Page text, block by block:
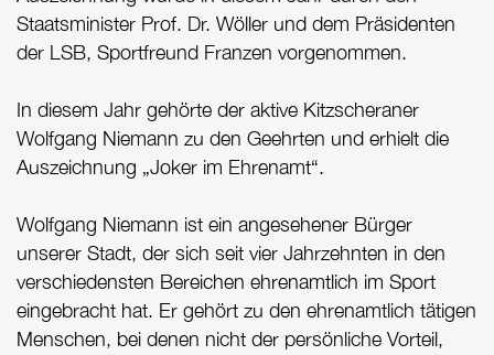
Staatsminister Prof. Dr. Wöller und dem Präsidenten
der LSB, Sportfreund Franzen vorgenommen.
In diesem Jahr gehörte der aktive Kitzscheraner
Wolfgang Niemann zu den Geehrten und erhielt die
Auszeichnung „Joker im Ehrenamt“.
Wolfgang Niemann ist ein angesehener Bürger
unserer Stadt, der sich seit vier Jahrzehnten in den
verschiedensten Bereichen ehrenamtlich im Sport
eingebracht hat. Er gehört zu den ehrenamtlich tätigen
Menschen, bei denen nicht der persönliche Vorteil,